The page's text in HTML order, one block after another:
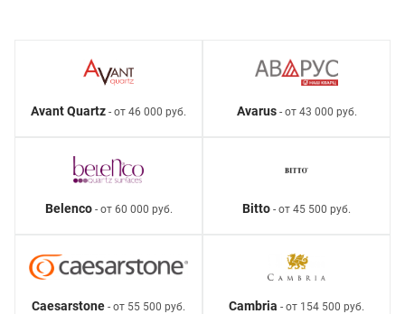
Avant Quartz - от 46 000 руб. Avarus- от 43 000 руб.
Belenco- от 60 000 руб. Bitto - от 45 500 руб.
Caesarstone - от 55 500 руб. Cambria - от 154 500 руб.